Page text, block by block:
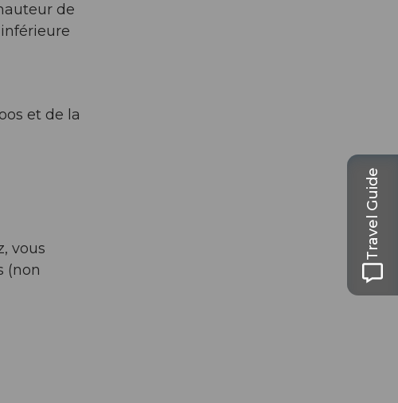
de
et de la
vous
(non
Travel Guide